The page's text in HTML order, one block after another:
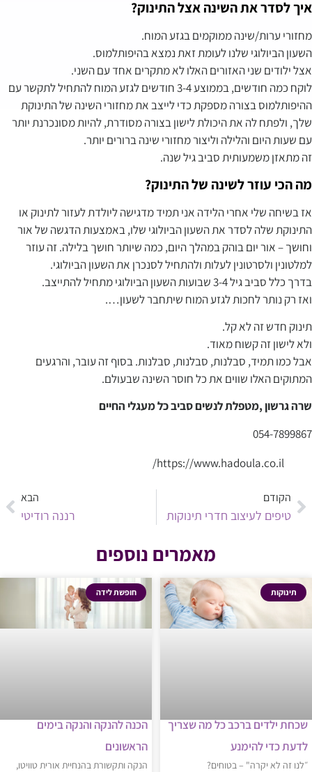
איך לסדר את השינהאצל התינוק?
מחזורי ערות/שינה ממוקמים בגזע המוח.
השעון הביולוגי שלנו לעומת זאת נמצא בהיפותלמוס.
אצל ילודים שני האזורים האלו לא מתקרים אחד עם השני.
לוקח כמה חודשים, בממוצע 3-4 חודשים לגזע המוח להתחיל לתקשר עם
ההיפותלמוס בצורה מספקת כדי לייצב את מחזורי השינה של התינוקת
שלך, ולפתח לה את היכולת לישון בצורה מסודרת, להיות מסונכרנת יותר
עם שעות היום והלילה וליצור מחזורי שינה ברורים יותר.
זה מתאזן משמעותית סביב גיל שנה.
מה הכי עוזר לשינה של התינוק?
אז בשיחה שלי אחרי הלידה אני תמיד מדגישה ליולדת לעזור לתינוק או
התינוקת שלה לסדר את השעון הביולוגי שלו, באמצעות הדגשה של אור
וחושך – אור יום בוהק במהלך היום, כמה שיותר חושך בלילה. זה עוזר
למלטונין ולסרטונין לעלות ולהתחיל לסנכרן את השעון הביולוגי.
בדרך כלל סביב גיל 3-4 שבועות השעון הביולוגי מתחיל להתייצב.
ואז רק נותר לחכות לגזע המוח שיתחבר לשעון….
תינוק חדש זה לא קל.
ולא לישון זה קשוח מאוד.
אבל כמו תמיד, סבלנות, סבלנות, סבלנות. בסוף זה עובר, והרגעים
המתוקים האלו שווים את כל חוסר השינה שבעולם.
שרה גרשון ,מטפלת לנשים סביב כל מעגלי החיים
054-7899867
https://www.hadoula.co.il/
הקודם
טיפים לעיצוב חדרי תינוקות
הבא
רננה רודיטי
מאמרים נוספים
תינוקות
שכחת ילדים ברכב כל מה שצריך
לדעת כדי להימנע
״לנו זה לא יקרה" – בטוחים?
חופשת לידה
הכנה להנקה והנקה בימים
הראשונים
הנקה ותקשורת בהנחיית אורית טוויטו,